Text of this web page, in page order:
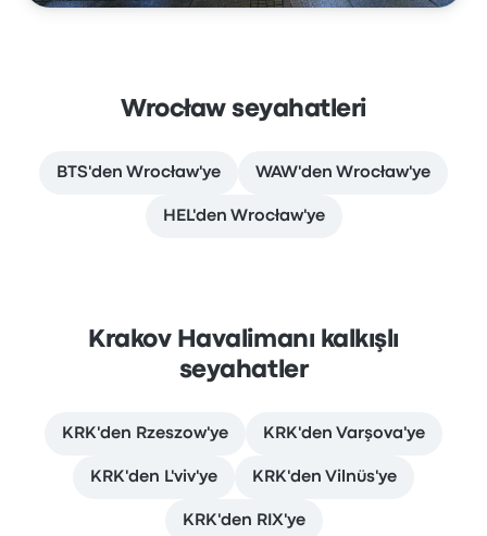
Wrocław seyahatleri
BTS'den Wrocław'ye WAW'den Wrocław'ye
HEL'den Wrocław'ye
Krakov Havalimanı kalkışlı
seyahatler
KRK'den Rzeszow'ye KRK'den Varşova'ye
KRK'den L'viv'ye KRK'den Vilnüs'ye
KRK'den RIX'ye